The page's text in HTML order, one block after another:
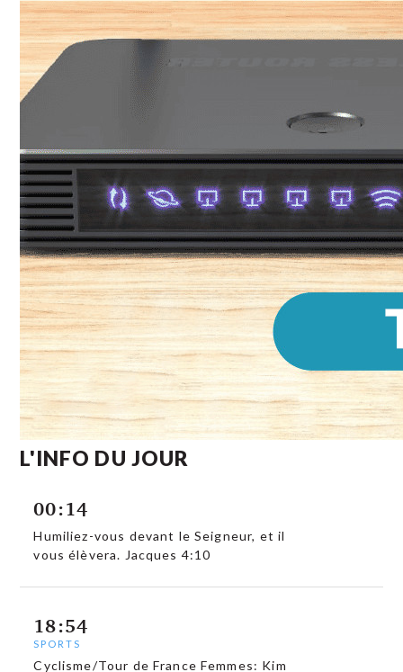
L'INFO DU JOUR
00:14
Humiliez-vous devant le Seigneur, et il
vous élèvera. Jacques 4:10
18:54
SPORTS
Cyclisme/Tour de France Femmes: Kim